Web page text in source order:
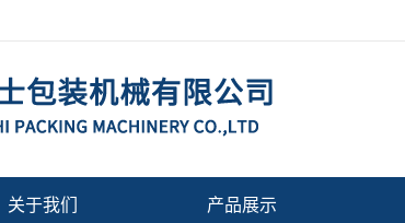
关于我们 产品展示